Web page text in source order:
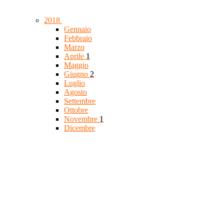
2018
Gennaio
Febbraio
Marzo
Aprile 1
Maggio
Giugno 2
Luglio
Agosto
Settembre
Ottobre
Novembre 1
Dicembre